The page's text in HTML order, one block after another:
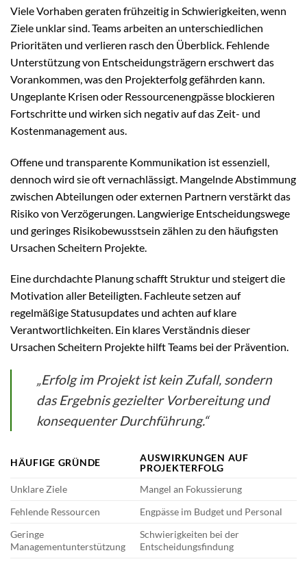
Viele Vorhaben geraten frühzeitig in Schwierigkeiten, wenn
Ziele unklar sind. Teams arbeiten an unterschiedlichen
Prioritäten und verlieren rasch den Überblick. Fehlende
Unterstützung von Entscheidungsträgern erschwert das
Vorankommen, was den Projekterfolg gefährden kann.
Ungeplante Krisen oder Ressourcenengpässe blockieren
Fortschritte und wirken sich negativ auf das Zeit- und
Kostenmanagement aus.
Offene und transparente Kommunikation ist essenziell,
dennoch wird sie oft vernachlässigt. Mangelnde Abstimmung
zwischen Abteilungen oder externen Partnern verstärkt das
Risiko von Verzögerungen. Langwierige Entscheidungswege
und geringes Risikobewusstsein zählen zu den häufigsten
Ursachen Scheitern Projekte.
Eine durchdachte Planung schafft Struktur und steigert die
Motivation aller Beteiligten. Fachleute setzen auf
regelmäßige Statusupdates und achten auf klare
Verantwortlichkeiten. Ein klares Verständnis dieser
Ursachen Scheitern Projekte hilft Teams bei der Prävention.
„Erfolg im Projekt ist kein Zufall, sondern
das Ergebnis gezielter Vorbereitung und
konsequenter Durchführung.“
HÄUFIGE GRÜNDE
AUSWIRKUNGEN AUF
PROJEKTERFOLG
Unklare Ziele
Mangel an Fokussierung
Fehlende Ressourcen
Engpässe im Budget und Personal
Geringe
Managementunterstützung
Schwierigkeiten bei der
Entscheidungsfindung